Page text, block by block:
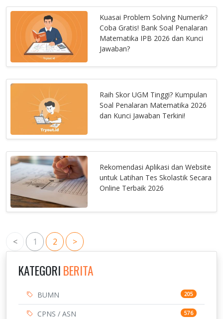
Kuasai Problem Solving Numerik?
Coba Gratis! Bank Soal Penalaran
Matematika IPB 2026 dan Kunci
Jawaban?
Raih Skor UGM Tinggi? Kumpulan
Soal Penalaran Matematika 2026
dan Kunci Jawaban Terkini!
Rekomendasi Aplikasi dan Website
untuk Latihan Tes Skolastik Secara
Online Terbaik 2026
< 1 2 >
KATEGORI BERITA
BUMN 205
CPNS / ASN 576